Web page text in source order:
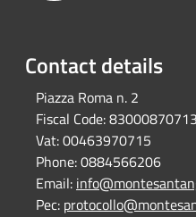
Contact details
Piazza Roma n. 2
Fiscal Code:83000870713
Vat:00463970715
Phone:0884566206
Email:
Pec: